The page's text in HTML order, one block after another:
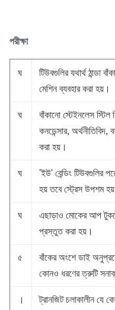
পরীক্ষা
ঘ
টিউবগুলির যথার্থ ঠান্ডা
মেশিন ব্যবহার করা হয়।
ঘ
বাঁকানো স্টেইনলেস স্টিল
কনডেন্সার, অর্থনীতিবিদ,
করা হয়।
ঘ
'ইউ' বেন্ডিং টিউবগুলির
হয় তবে স্ট্রেস উপশম
ঘ
এছাড়াও মোকের আপ
প্রস্তুত করা হয়।
৫
বাঁকের অংশে ডাই
কোনও ধরণের ত্রুটি
।
ট্রানজিট চলাকালীন যে